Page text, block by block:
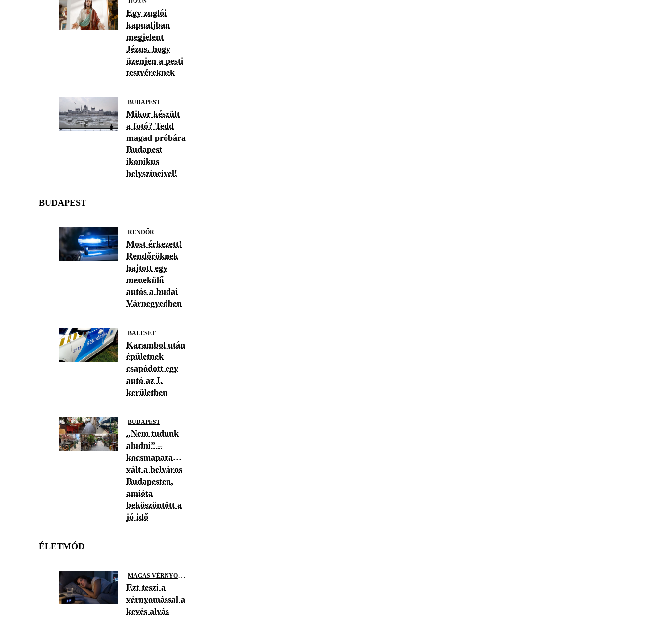
JÉZUS
Egy zuglói
kapualjban
megjelent
Jézus, hogy
üzenjen a pesti
testvéreknek
BUDAPEST
Mikor készült
a fotó? Tedd
magad próbára
Budapest
ikonikus
helyszíneivel!
BUDAPEST
RENDŐR
Most érkezett!
Rendőröknek
hajtott egy
menekülő
autós a budai
Várnegyedben
BALESET
Karambol után
épületnek
csapódott egy
autó az I.
kerületben
BUDAPEST
„Nem tudunk
aludni” –
kocsmaparadicsommá
vált a belváros
Budapesten,
amióta
beköszöntött a
jó idő
ÉLETMÓD
M
AGAS VÉRNYOMÁS
Ezt teszi a
vérnyomással a
kevés alvás